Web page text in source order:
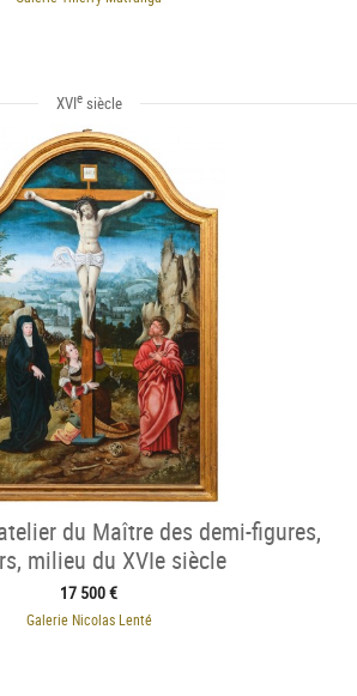
XVIesiècle
du Maître des demi-figures,
milieu du XVIe siècle
17 500 €
Galerie Nicolas Lenté